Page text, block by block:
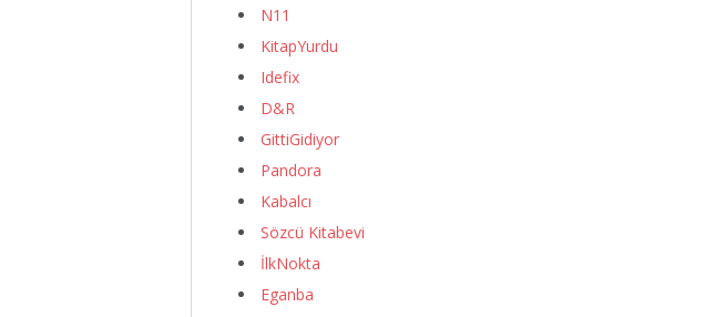
N11
KitapYurdu
Idefix
D&R
GittiGidiyor
Pandora
Kabalcı
Sözcü Kitabevi
İlkNokta
Eganba